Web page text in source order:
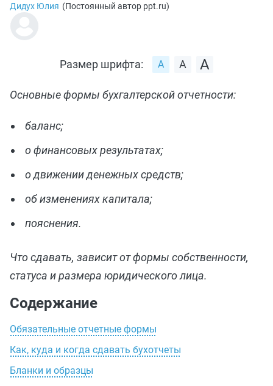
Дидух Юлия (Постоянный автор ppt.ru)
Размер шрифта:
Основные формы бухгалтерской отчетности:
баланс;
о финансовых результатах;
о движении денежных средств;
об изменениях капитала;
пояснения.
Что сдавать, зависит от формы собственности,
статуса и размера юридического лица.
Содержание
Обязательные отчетные формы
Как, куда и когда сдавать бухотчеты
Бланки и образцы